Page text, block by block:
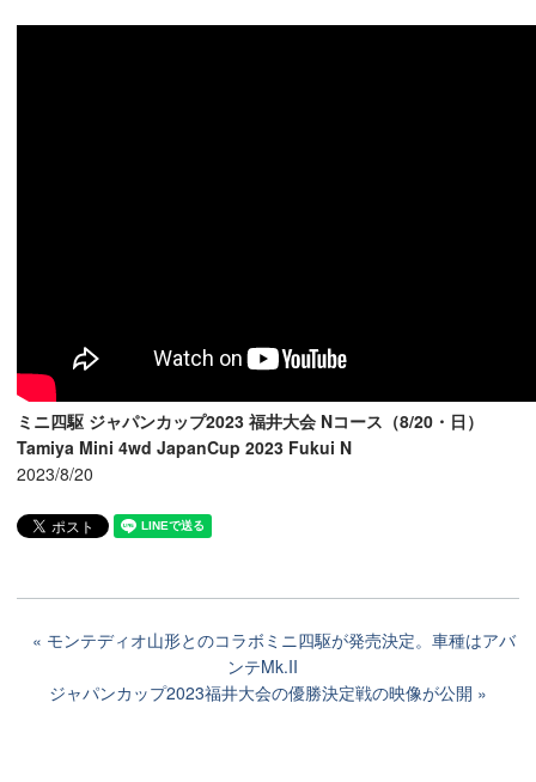
ミニ四駆 ジャパンカップ2023 福井大会 Nコース（8/20・日）
Tamiya Mini 4wd JapanCup 2023 Fukui N
2023/8/20
モンテディオ山形とのコラボミニ四駆が発売決定。車種はアバ
ンテMk.II
ジャパンカップ2023福井大会の優勝決定戦の映像が公開